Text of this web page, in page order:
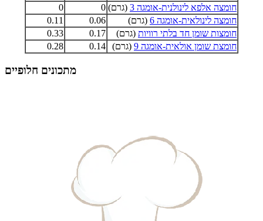
חומצה אלפא לינולנית-אומגה 3
(גרם) 0
0
חומצה לינולאית-אומגה 6
(גרם) 0.06
0.11
חומצות שומן חד בלתי רוויות (גרם) 0.17
0.33
חומצת שומן אולאית-אומגה 9
(גרם) 0.14
0.28
מתכונים חלופיים